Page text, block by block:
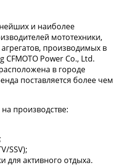
и наиболее
мототехники,
производимых в
Power Co., Ltd.
в городе
поставляется более чем
производстве:
SSV);
для активного отдыха.